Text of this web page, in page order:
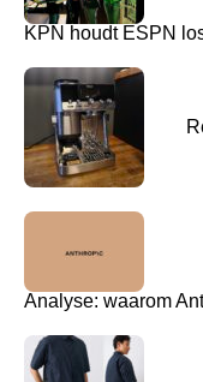
KPN houdt ESPN
Analyse: waarom